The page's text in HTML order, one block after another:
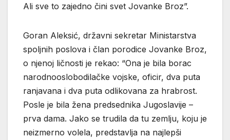
Ali sve to zajedno čini svet Jovanke Broz”.
Goran Aleksić, državni sekretar Ministarstva
spoljnih poslova i član porodice Jovanke Broz,
o njenoj ličnosti je rekao: “Ona je bila borac
narodnooslobodilačke vojske, oficir, dva puta
ranjavana i dva puta odlikovana za hrabrost.
Posle je bila žena predsednika Jugoslavije –
prva dama. Jako se trudila da tu zemlju, koju je
neizmerno volela, predstavlja na najlepši